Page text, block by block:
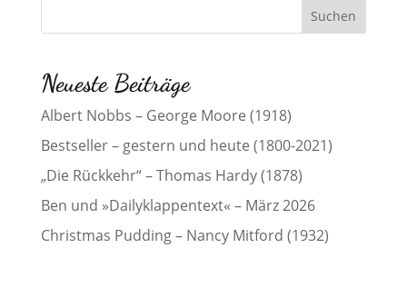
Neueste Beiträge
Albert Nobbs – George Moore (1918)
Bestseller – gestern und heute (1800-2021)
„Die Rückkehr“ – Thomas Hardy (1878)
Ben und »Dailyklappentext« – März 2026
Christmas Pudding – Nancy Mitford (1932)